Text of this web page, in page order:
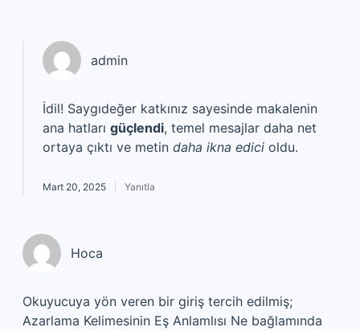
admin
İdil! Saygıdeğer katkınız sayesinde makalenin
ana hatları güçlendi, temel mesajlar daha net
ortaya çıktı ve metin daha ikna edici oldu.
Mart 20, 2025 Yanıtla
Hoca
Okuyucuya yön veren bir giriş tercih edilmiş;
Azarlama Kelimesinin Eş Anlamlısı Ne bağlamında